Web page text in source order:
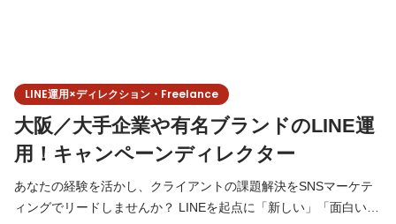
LINE運用×ディレクション・Freelance
大阪／大手企業や有名ブランドのLINE運
用！キャンペーンディレクター
あなたの経験を活かし、クライアントの課題解決をSNSマーケテ
ィングでリードしませんか？ LINEを起点に「新しい」「面白い」